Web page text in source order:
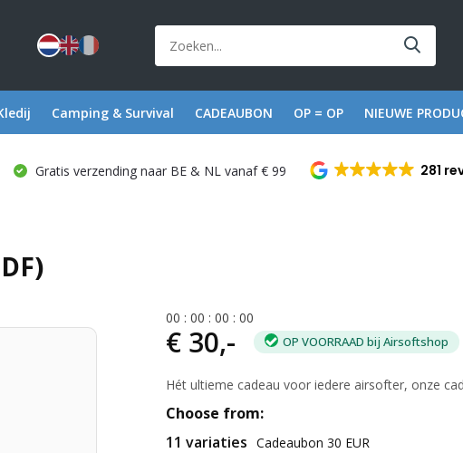
Camping & Survival CADEAUBON OP = OP NIEUWE
Gratis verzending naar BE & NL vanaf € 99 281
00 :00 :00 :00
€ 30,- OP VOORRAAD bij Airsoftshop
Hét ultieme cadeau voor iedere airsofter, onze
Choose from:
11 variaties Cadeaubon 30 EUR